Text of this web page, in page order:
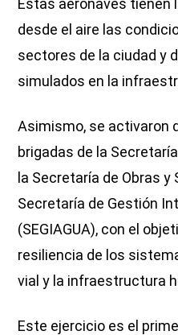
Estas aeronaves tienen
desde el aire las
sectores de la ciudad y
simulados en la
Asimismo, se activaron
brigadas de la
la Secretaría de Obras y
Secretaría de Gestión
(SEGIAGUA), con el
resiliencia de los
vial y la infraestructura
Este ejercicio es el